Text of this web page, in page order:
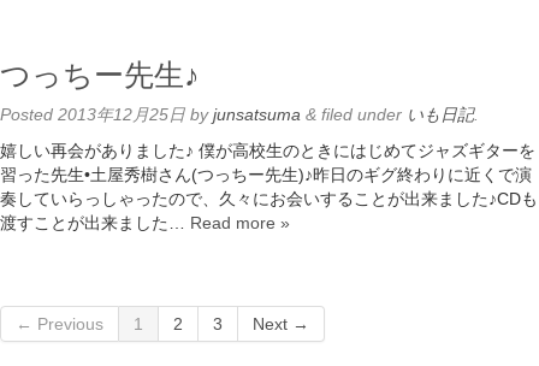
つっちー先生♪
Posted 2013年12月25日 byjunsatsuma & filed under いも日記.
嬉しい再会がありました♪ 僕が高校生のときにはじめてジャズギターを
習った先生•土屋秀樹さん(つっちー先生)♪昨日のギグ終わりに近くで演
奏していらっしゃったので、久々にお会いすることが出来ました♪CDも
渡すことが出来ました… Read more »
← Previous 1 2 3 Next →